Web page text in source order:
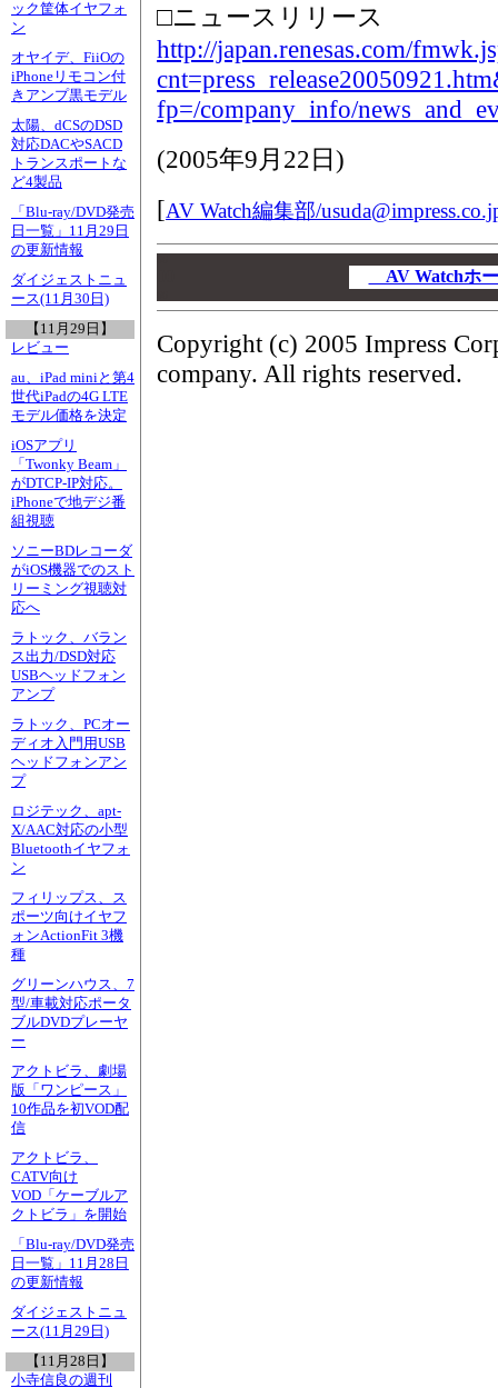
ック筐体イヤフォ
ン
オヤイデ、FiiOの
iPhoneリモコン付
きアンプ黒モデル
太陽、dCSのDSD
対応DACやSACD
トランスポートな
ど4製品
「Blu-ray/DVD発売
日一覧」11月29日
の更新情報
ダイジェストニュ
ース(11月30日)
【11月29日】
レビュー
au、iPad miniと第4
世代iPadの4G LTE
モデル価格を決定
iOSアプリ
「Twonky Beam」
がDTCP-IP対応。
iPhoneで地デジ番
組視聴
ソニーBDレコーダ
がiOS機器でのスト
リーミング視聴対
応へ
ラトック、バラン
ス出力/DSD対応
USBヘッドフォン
アンプ
ラトック、PCオー
ディオ入門用USB
ヘッドフォンアン
プ
ロジテック、apt-
X/AAC対応の小型
Bluetoothイヤフォ
ン
フィリップス、ス
ポーツ向けイヤフ
ォンActionFit 3機
種
グリーンハウス、7
型/車載対応ポータ
ブルDVDプレーヤ
ー
アクトビラ、劇場
版「ワンピース」
10作品を初VOD配
信
アクトビラ、
CATV向け
VOD「ケーブルア
クトビラ」を開始
「Blu-ray/DVD発売
日一覧」11月28日
の更新情報
ダイジェストニュ
ース(11月29日)
【11月28日】
小寺信良の週刊
□ニュースリリース
http://japan.renesas.com/
fp=/company_info/
(2005年9月22日)
[AV Watch編集部/
AV Watchホ
Copyright (c) 2005 Impress
company. All rights reserved.